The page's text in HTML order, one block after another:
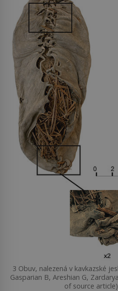
3 Obuv, nalezená v kavkazské
Gasparian B, Areshian G,
of source